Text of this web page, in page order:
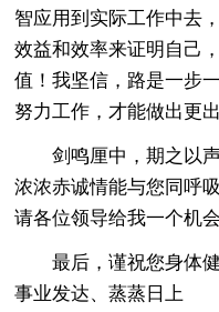
智应用到实际工作中去
效益和效率来证明自己
值！我坚信，路是一步
努力工作，才能做出更
剑鸣厘中，期之以
浓浓赤诚情能与您同呼
请各位领导给我一个机
最后，谨祝您身体
事业发达、蒸蒸日上